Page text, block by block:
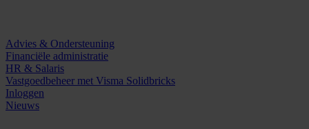
Advies & Ondersteuning
Financiële administratie
HR & Salaris
Vastgoedbeheer met Visma Solidbricks
Inloggen
Nieuws